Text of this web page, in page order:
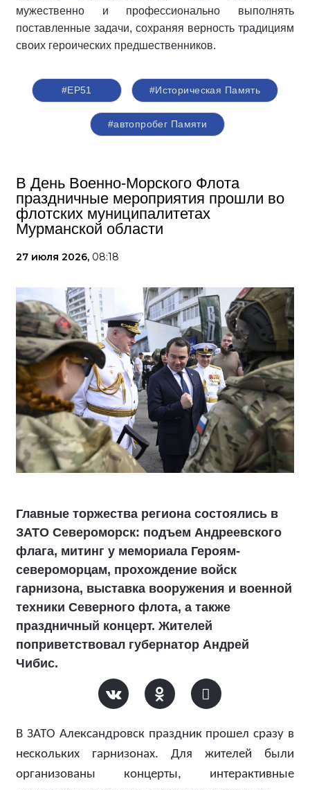
мужественно и профессионально выполнять
поставленные задачи, сохраняя верность традициям
своих героических предшественников.
#ЕР51 #Историческая Память
#автопробег Памяти
В День Военно-Морского Флота
праздничные мероприятия прошли во
флотских муниципалитетах
Мурманской области
27 июля 2026, 08:18
Главные торжества региона состоялись в
ЗАТО Североморск: подъем Андреевского
флага, митинг у мемориала Героям-
североморцам, прохождение войск
гарнизона, выставка вооружения и военной
техники Северного флота, а также
праздничный концерт. Жителей
поприветствовал губернатор Андрей
Чибис.
В ЗАТО Александровск праздник прошел сразу в
нескольких гарнизонах. Для жителей были
организованы концерты, интерактивные